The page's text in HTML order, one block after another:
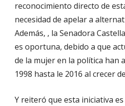
reconocimiento directo de
necesidad de apelar a
Además, , la Senadora
es oportuna, debido a que
de la mujer en la política han
1998 hasta le 2016 al crecer
Y reiteró que esta iniciativa es